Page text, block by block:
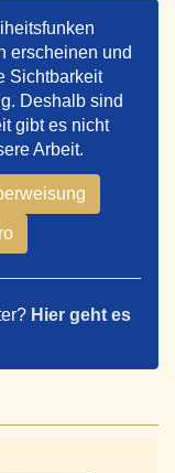
erscheinen und
Sichtbarkeit
Deshalb sind
gibt es nicht
Arbeit.
Hier geht es